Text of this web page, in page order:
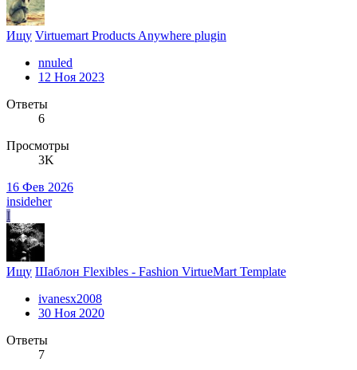
Ищу Virtuemart Products Anywhere plugin
nnuled
12 Ноя 2023
Ответы
6
Просмотры
3K
16 Фев 2026
insideher
I
Ищу Шаблон Flexibles - Fashion VirtueMart Template
ivanesx2008
30 Ноя 2020
Ответы
7